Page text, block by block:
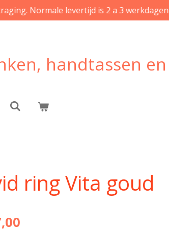
Normale levertijd is 2 a 3 werkdagen
handtassen en
ring Vita goud